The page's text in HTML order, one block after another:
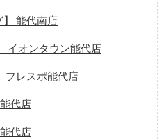
】 能代南店
イオンタウン能代店
フレスポ能代店
代店
代店